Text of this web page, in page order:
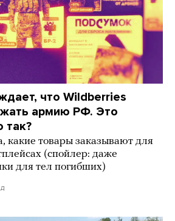
что Wildberries
армию РФ. Это
так?
какие товары заказывают для
(спойлер: даже
для тел погибших)